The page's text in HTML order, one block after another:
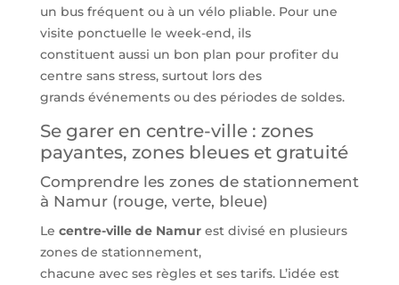
un bus fréquent ou à un vélo pliable. Pour une
visite ponctuelle le week-end, ils
constituent aussi un bon plan pour profiter du
centre sans stress, surtout lors des
grands événements ou des périodes de soldes.
Se garer en centre-ville : zones
payantes, zones bleues et gratuité
Comprendre les zones de stationnement
à Namur (rouge, verte, bleue)
Le centre-ville de Namurest divisé en plusieurs
zones de stationnement,
chacune avec ses règles et ses tarifs. L’idée est